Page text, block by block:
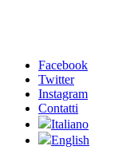
Facebook
Twitter
Instagram
Contatti
Italiano
English